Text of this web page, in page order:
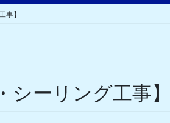
事】
シーリング工事